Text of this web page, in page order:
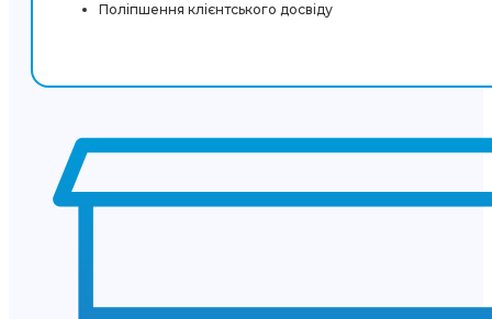
Поліпшення клієнтського досвіду